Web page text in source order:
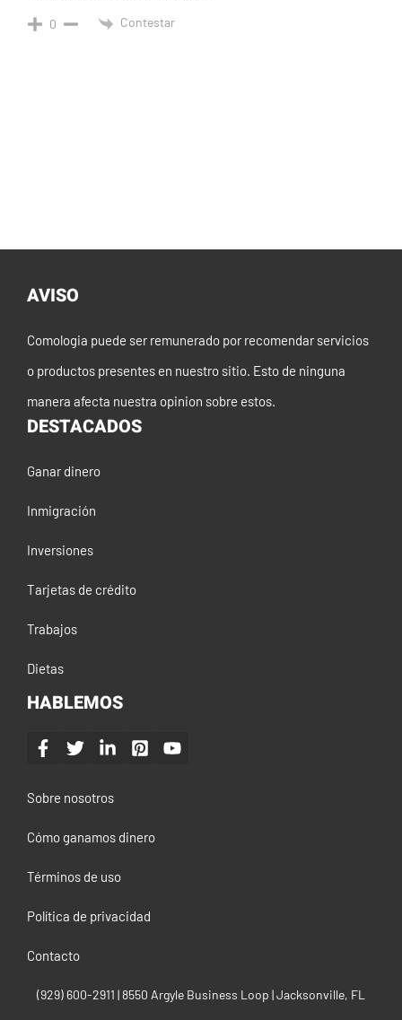
0 Contestar
AVISO
Comologia puede ser remunerado por recomendar servicios
o productos presentes en nuestro sitio. Esto de ninguna
manera afecta nuestra opinion sobre estos.
DESTACADOS
Ganar dinero
Inmigración
Inversiones
Tarjetas de crédito
Trabajos
Dietas
HABLEMOS
Sobre nosotros
Cómo ganamos dinero
Términos de uso
Política de privacidad
Contacto
(929) 600-2911‬ | 8550 Argyle Business Loop | Jacksonville, FL